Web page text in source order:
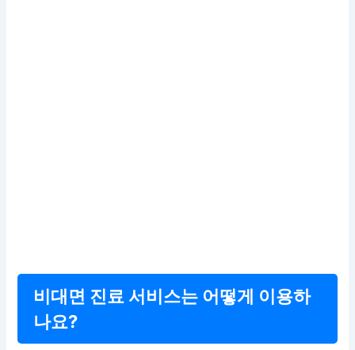
비대면 진료 서비스는 어떻게 이용하
나요?